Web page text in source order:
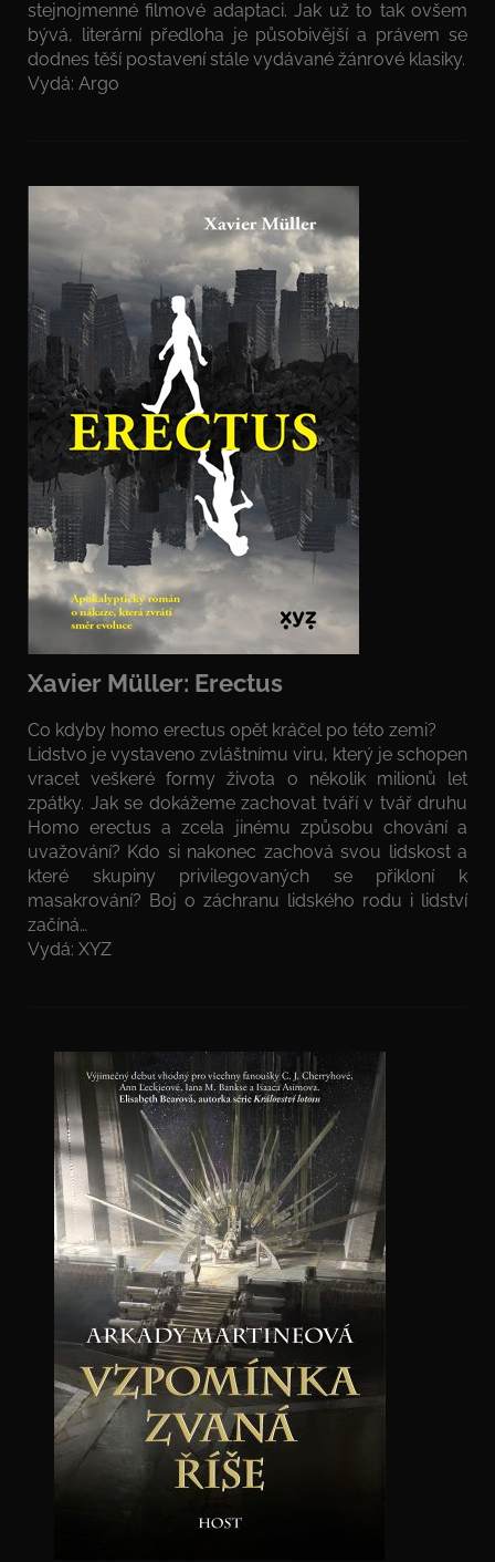
stejnojmenné filmové adaptaci. Jak už to tak ovšem
bývá, literární předloha je působivější a právem se
dodnes těší postavení stále vydávané žánrové klasiky.
Vydá: Argo
Xavier Müller: Erectus
Co kdyby homo erectus opět kráčel po této zemi?
Lidstvo je vystaveno zvláštnímu viru, který je schopen
vracet veškeré formy života o několik milionů let
zpátky. Jak se dokážeme zachovat tváří v tvář druhu
Homo erectus a zcela jinému způsobu chování a
uvažování? Kdo si nakonec zachová svou lidskost a
které skupiny privilegovaných se přikloní k
masakrování? Boj o záchranu lidského rodu i lidství
začíná…
Vydá: XYZ